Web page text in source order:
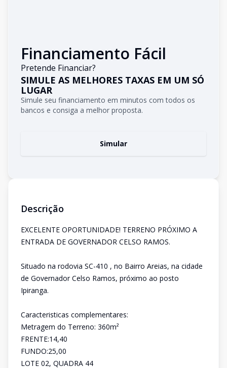
Financiamento Fácil
Pretende Financiar?
SIMULE AS MELHORES TAXAS EM UM SÓ
LUGAR
Simule seu financiamento em minutos com todos os
bancos e consiga a melhor proposta.
Simular
Descrição
EXCELENTE OPORTUNIDADE! TERRENO PRÓXIMO A
ENTRADA DE GOVERNADOR CELSO RAMOS.
Situado na rodovia SC-410 , no Bairro Areias, na cidade
de Governador Celso Ramos, próximo ao posto
Ipiranga.
Caracteristicas complementares:
Metragem do Terreno: 360m²
FRENTE:14,40
FUNDO:25,00
LOTE 02, QUADRA 44